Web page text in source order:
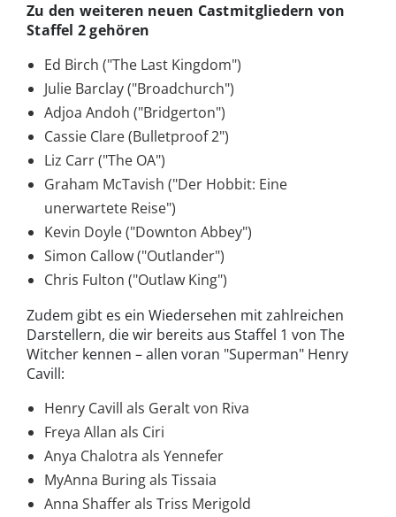
Zu den weiteren neuen Castmitgliedern von
Staffel 2 gehören
Ed Birch ("The Last Kingdom")
Julie Barclay ("Broadchurch")
Adjoa Andoh ("Bridgerton")
Cassie Clare (Bulletproof 2")
Liz Carr ("The OA")
Graham McTavish ("Der Hobbit: Eine
unerwartete Reise")
Kevin Doyle ("Downton Abbey")
Simon Callow ("Outlander")
Chris Fulton ("Outlaw King")
Zudem gibt es ein Wiedersehen mit zahlreichen
Darstellern, die wir bereits aus Staffel 1 von The
Witcher kennen – allen voran "Superman" Henry
Cavill:
Henry Cavill als Geralt von Riva
Freya Allan als Ciri
Anya Chalotra als Yennefer
MyAnna Buring als Tissaia
Anna Shaffer als Triss Merigold